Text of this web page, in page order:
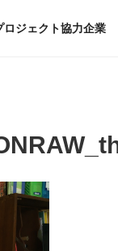
ロジェクト協力企業